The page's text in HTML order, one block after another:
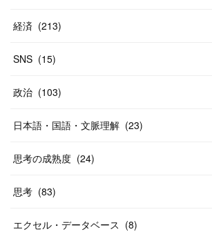
経済 (213)
SNS (15)
政治 (103)
日本語・国語・文脈理解 (23)
思考の成熟度 (24)
思考 (83)
エクセル・データベース (8)